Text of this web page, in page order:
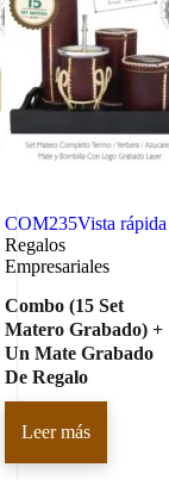
COM235Vista rápida
Regalos
Empresariales
Combo (15 Set
Matero Grabado) +
Un Mate Grabado
De Regalo
Leer más